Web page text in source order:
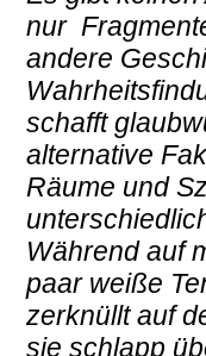
nur
andere
schafft
alternative
Räume und
Während auf
paar weiße
zerknüllt auf
sie schlapp